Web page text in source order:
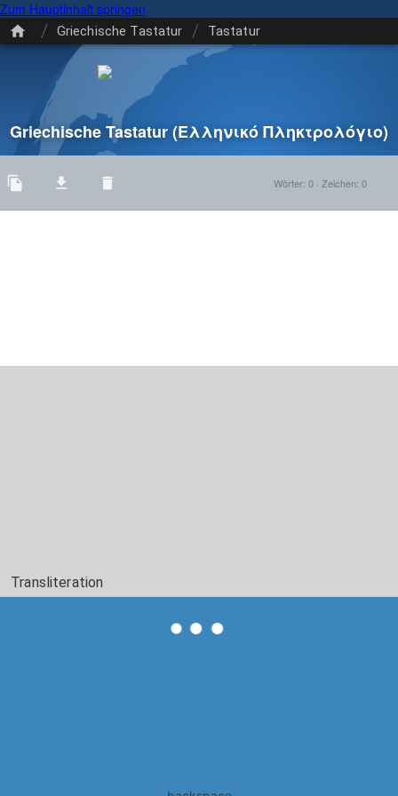
Zum Hauptinhalt springen
/ Griechische Tastatur / Tastatur
Griechische Tastatur(Ελληνικό Πληκτρολόγιο)
Wörter: 0 · Zeichen: 0
Transliteration